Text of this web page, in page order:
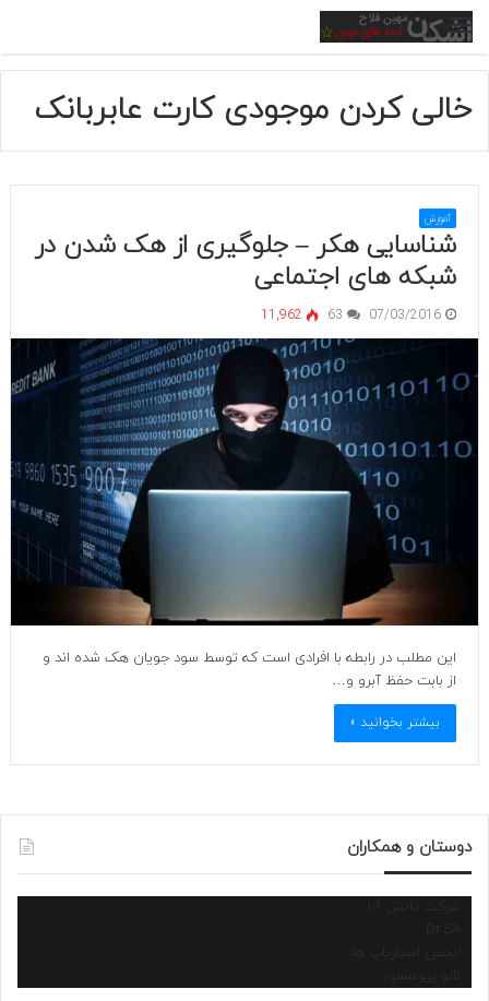
منو
خالی کردن موجودی کارت عابربانک
آموزش
شناسایی هکر – جلوگیری از هک شدن در
شبکه های اجتماعی
07/03/2016
63
11,962
این مطلب در رابطه با افرادی است که توسط سود جویان هک شده اند و
از بابت حفظ آبرو و…
بیشتر بخوانید »
دوستان و همکاران
شرکت دانش آرا
انجمن استارتاپ ها
نانو پروسسور